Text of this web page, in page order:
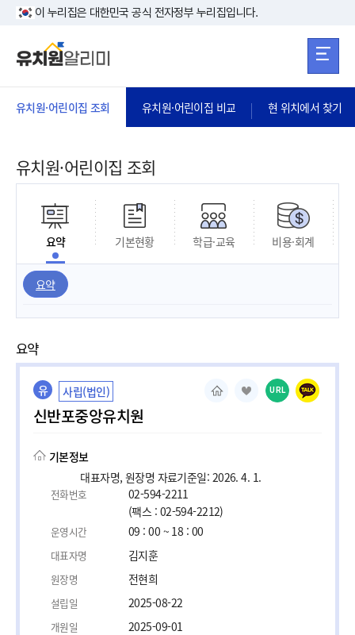
본문 바로가기
이 누리집은 대한민국 공식 전자정부 누리집입니다.
유치원·어린이집 조회 유치원·어린이집 비교 현 위치에서 찾기
유치원·어린이집 조회
요약 기본현황 학급·교육 비용·회계
요약
요약
유 사립(법인)
신반포중앙유치원
URL
기본정보
대표자명, 원장명 자료기준일: 2026. 4. 1.
전화번호
02-594-2211
(팩스 : 02-594-2212)
운영시간 09 : 00 ~ 18 : 00
대표자명 김지훈
원장명 전현희
설립일 2025-08-22
개원일 2025-09-01